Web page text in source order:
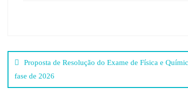
Post
navigation
Proposta de Resolução do Exame de Física e
fase de 2026